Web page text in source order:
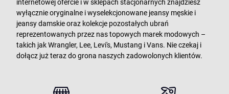
internetowej ofercie i w sklepach stacjonarnych znajdziesz
wyłącznie oryginalne i wyselekcjonowane jeansy męskie i
jeansy damskie oraz kolekcje pozostałych ubrań
reprezentowanych przez nas topowych marek modowych –
takich jak Wrangler, Lee, Levi's, Mustang i Vans. Nie czekaj i
dołącz już teraz do grona naszych zadowolonych klientów.